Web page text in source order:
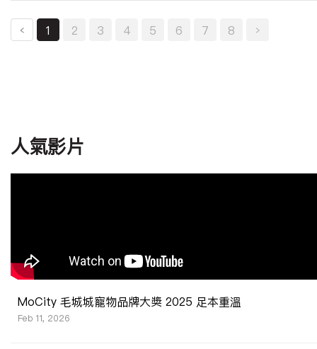
‹ 1 2 3 4 5 6 7 8 ›
人氣影片
MoCity 毛城城寵物品牌大奬 2025 足本重溫
Feb 11, 2026